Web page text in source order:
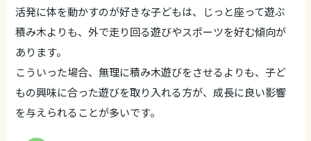
活発に体を動かすのが好きな子どもは、じっと座って遊ぶ
積み木よりも、外で走り回る遊びやスポーツを好む傾向が
あります。
こういった場合、無理に積み木遊びをさせるよりも、子ど
もの興味に合った遊びを取り入れる方が、成長に良い影響
を与えられることが多いです。